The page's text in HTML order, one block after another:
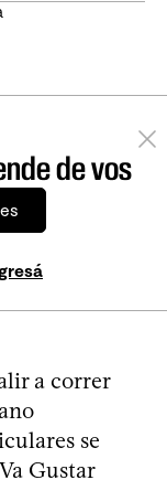
de vos
a correr
se
Gustar